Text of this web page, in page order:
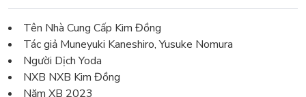
Tên Nhà Cung Cấp Kim Đồng
Tác giả Muneyuki Kaneshiro, Yusuke Nomura
Người Dịch Yoda
NXB NXB Kim Đồng
Năm XB 2023